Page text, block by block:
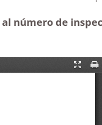
número de